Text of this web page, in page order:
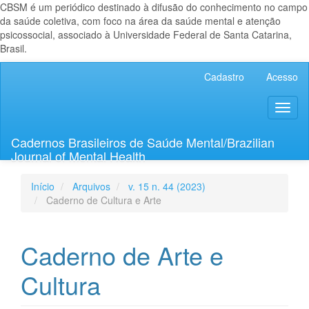
CBSM é um periódico destinado à difusão do conhecimento no campo
da saúde coletiva, com foco na área da saúde mental e atenção
psicossocial, associado à Universidade Federal de Santa Catarina,
Brasil.
Lateral
Cadastro Acesso
Cadernos Brasileiros de Saúde Mental/Brazilian
Journal of Mental Health
Início Arquivos
v. 15 n. 44 (2023)
Caderno de Cultura e Arte
Caderno de Arte e
Cultura